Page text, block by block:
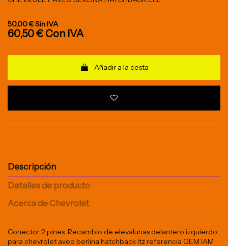
50,00 €Sin IVA
60,50 € Con IVA
Añadir a la cesta
Descripción
Detalles de producto
Acerca de Chevrolet
Conector 2 pines. Recambio de elevalunas delantero izquierdo
para chevrolet aveo berlina hatchback ltz referencia OEM IAM